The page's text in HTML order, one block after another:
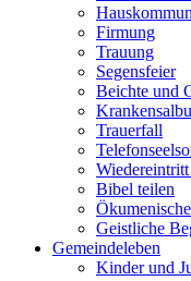
Firmung
Trauung
Segensfeier
Beichte und
Trauerfall
Bibel teilen
Geistliche
Gemeindeleben
Kinder und